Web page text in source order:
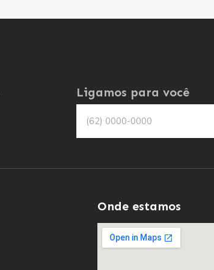
Ligamos para você
Onde estamos